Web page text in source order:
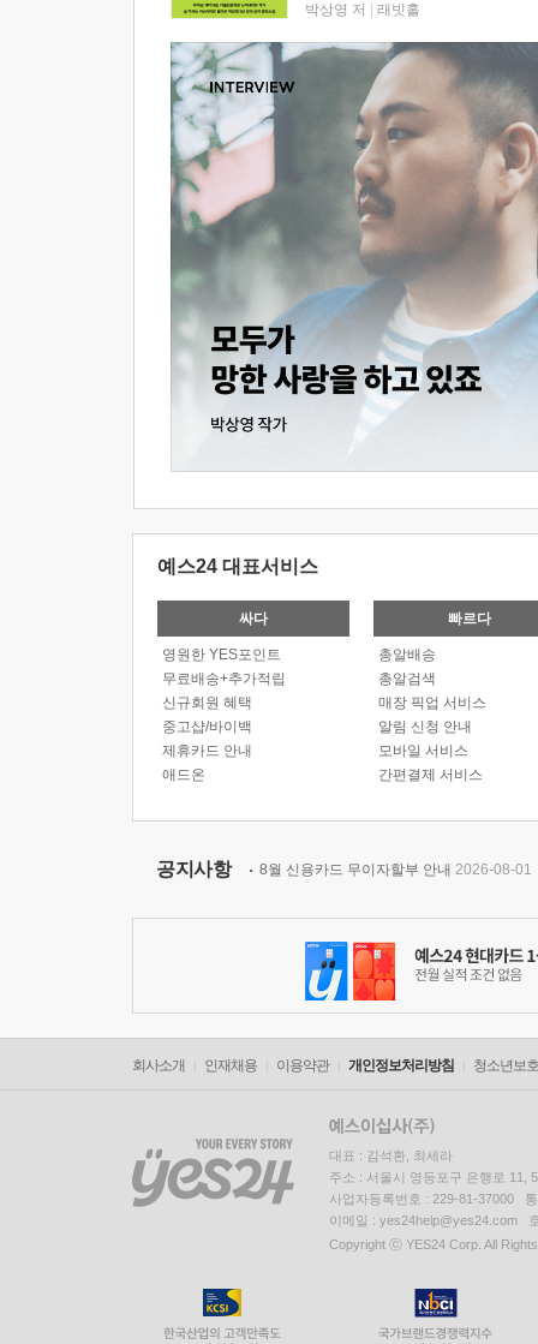
박상영 저 래빗홀
예스24 대표서비스
싸다
영원한 YES포인트
무료배송+추가적립
신규회원 혜택
중고샵/바이백
제휴카드 안내
애드온
빠르다
총알배송
총알검색
매장 픽업 서비스
알림 신청 안내
모바일 서비스
간편결제 서비스
공지사항 8월 신용카드 무이자할부 안내 2026-08-01
회사소개 인재채용 이용약관 개인정보처리방침 청소년보
대표 : 김석환, 최세라
주소 : 서울시 영등포구 은행로 11,
사업자등록번호 : 229-81-37000
이메일 : yes24help@yes24.com
Copyright ⓒ YES24 Corp. All